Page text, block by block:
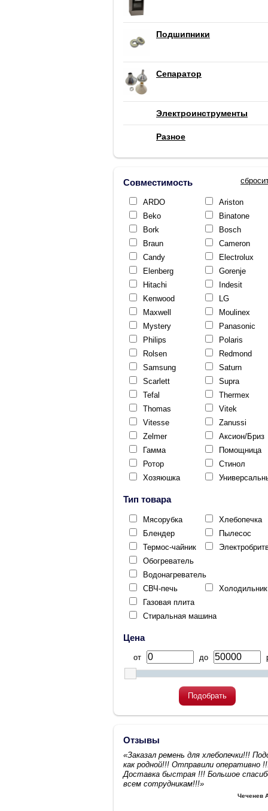
Подшипники
Сепаратор
Электроинструменты
Разное
Совместимость
ARDO
Ariston
Beko
Binatone
Bork
Bosch
Braun
Cameron
Candy
Electrolux
Elenberg
Gorenje
Hitachi
Indesit
Kenwood
LG
Maxwell
Moulinex
Mystery
Panasonic
Philips
Polaris
Rolsen
Redmond
Samsung
Saturn
Scarlett
Supra
Tefal
Thermex
Thomas
Vitek
Vitesse
Zanussi
Zelmer
Аксион/Бриз
Гамма
Помощница
Ротор
Стинол
Хозяюшка
Тип товара
Мясорубка
Хлебопечка
Блендер
Пылесос
Термос-чайник
Обогреватель
Водонагреватель
СВЧ-печь
Холодильник
Газовая плита
Стиральная машина
Цена
от до
Подобрать
Отзывы
«Заказал ремень для хлебопечки!!!
как родной!!! Отправили оперативно
Доставка быстрая !!! Большое
всем сотрудникам!!!»
Чеченев